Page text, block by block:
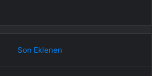
Son Eklenen